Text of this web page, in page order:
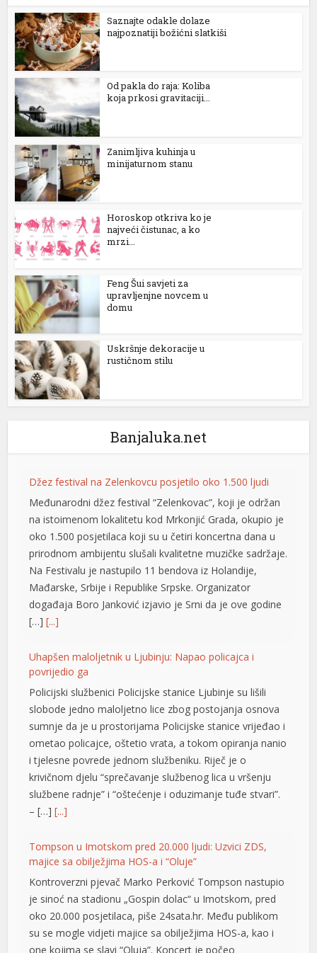
Saznajte odakle dolaze
najpoznatiji božićni slatkiši
Od pakla do raja: Koliba
koja prkosi gravitaciji...
Zanimljiva kuhinja u
minijaturnom stanu
Horoskop otkriva ko je
najveći čistunac, a ko
mrzi...
Feng Šui savjeti za
upravljenjne novcem u
domu
Uskršnje dekoracije u
rustičnom stilu
Banjaluka.net
Džez festival na Zelenkovcu posjetilo oko 1.500 ljudi
Međunarodni džez festival “Zelenkovac”, koji je održan
na istoimenom lokalitetu kod Mrkonjić Grada, okupio je
oko 1.500 posjetilaca koji su u četiri koncertna dana u
prirodnom ambijentu slušali kvalitetne muzičke sadržaje.
Na Festivalu je nastupilo 11 bendova iz Holandije,
Mađarske, Srbije i Republike Srpske. Organizator
događaja Boro Јanković izjavio je Srni da je ove godine
[…][...]
Uhapšen maloljetnik u Ljubinju: Napao policajca i
povrijedio ga
Policijski službenici Policijske stanice Ljubinje su lišili
slobode jedno maloljetno lice zbog postojanja osnova
sumnje da je u prostorijama Policijske stanice vrijeđao i
ometao policajce, oštetio vrata, a tokom opiranja nanio
i tjelesne povrede jednom službeniku. Riječ je o
krivičnom djelu “sprečavanje službenog lica u vršenju
službene radnje” i “oštećenje i oduzimanje tuđe stvari”.
– […][...]
Tompson u Imotskom pred 20.000 ljudi: Uzvici ZDS,
majice sa obilježjima HOS-a i “Oluje”
Kontroverzni pjevač Marko Perković Tompson nastupio
je sinoć na stadionu „Gospin dolac“ u Imotskom, pred
oko 20.000 posjetilaca, piše 24sata.hr. Među publikom
su se mogle vidjeti majice sa obilježjima HOS-a, kao i
one kojima se slavi “Oluja”. Koncert je počeo